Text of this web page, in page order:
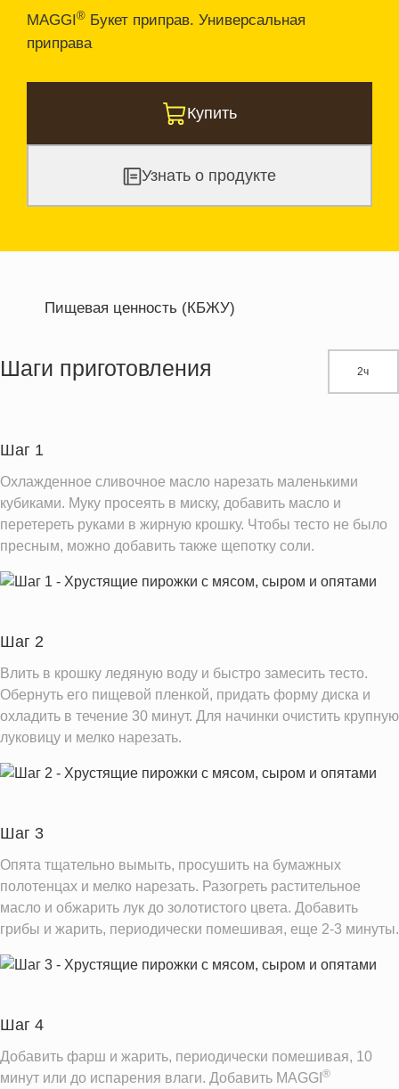
MAGGI® Букет приправ. Универсальная
приправа
Купить
Узнать о продукте
Пищевая ценность (КБЖУ)
Жиры
Информация для одной порции
Шаги приготовления 2ч
Шаг 1
Охлажденное сливочное масло нарезать маленькими
кубиками. Муку просеять в миску, добавить масло и
перетереть руками в жирную крошку. Чтобы тесто не было
пресным, можно добавить также щепотку соли.
Шаг 2
Влить в крошку ледяную воду и быстро замесить тесто.
Обернуть его пищевой пленкой, придать форму диска и
охладить в течение 30 минут. Для начинки очистить крупную
луковицу и мелко нарезать.
Шаг 3
Опята тщательно вымыть, просушить на бумажных
полотенцах и мелко нарезать. Разогреть растительное
масло и обжарить лук до золотистого цвета. Добавить
грибы и жарить, периодически помешивая, еще 2-3 минуты.
Шаг 4
Добавить фарш и жарить, периодически помешивая, 10
минут или до испарения влаги. Добавить MAGGI ®